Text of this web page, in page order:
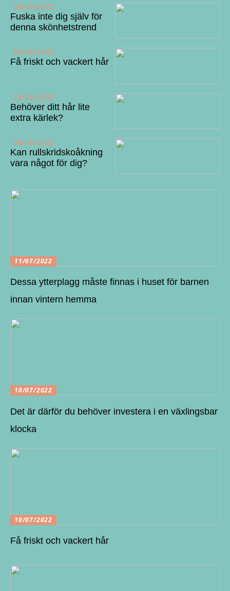
04/09/2022
Fuska inte dig själv för
denna skönhetstrend
25/08/2022
Få friskt och vackert hår
23/08/2022
Behöver ditt hår lite
extra kärlek?
05/08/2022
Kan rullskridskoåkning
vara något för dig?
11/07/2022
Dessa ytterplagg måste finnas i huset för barnen
innan vintern hemma
10/07/2022
Det är därför du behöver investera i en växlingsbar
klocka
10/07/2022
Få friskt och vackert hår